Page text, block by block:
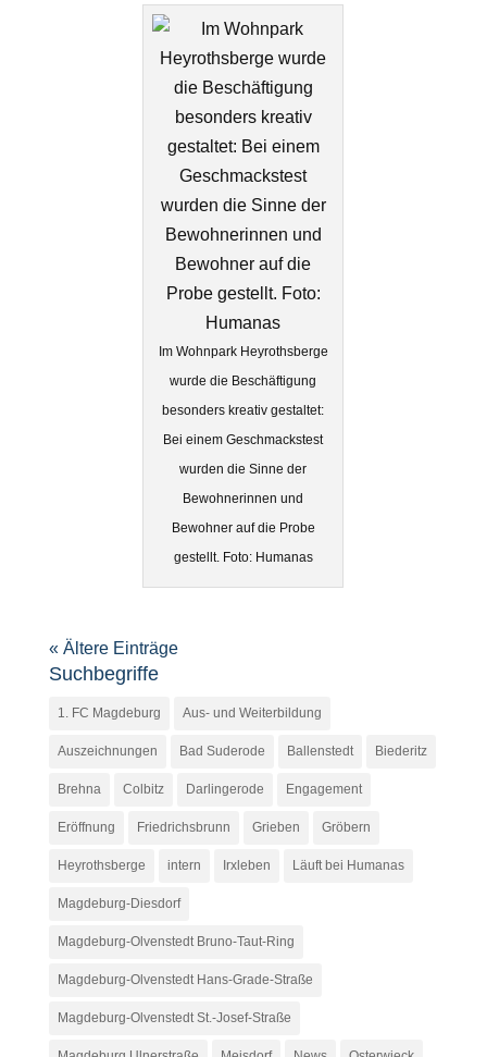
Im Wohnpark Heyrothsberge
wurde die Beschäftigung
besonders kreativ gestaltet:
Bei einem Geschmackstest
wurden die Sinne der
Bewohnerinnen und
Bewohner auf die Probe
gestellt. Foto: Humanas
« Ältere Einträge
Suchbegriffe
1. FC Magdeburg Aus- und Weiterbildung
Auszeichnungen Bad Suderode Ballenstedt Biederitz
Brehna Colbitz Darlingerode Engagement
Eröffnung Friedrichsbrunn Grieben Gröbern
Heyrothsberge intern Irxleben Läuft bei Humanas
Magdeburg-Diesdorf
Magdeburg-Olvenstedt Bruno-Taut-Ring
Magdeburg-Olvenstedt Hans-Grade-Straße
Magdeburg-Olvenstedt St.-Josef-Straße